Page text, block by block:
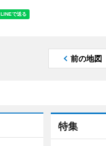
前の地図
特集